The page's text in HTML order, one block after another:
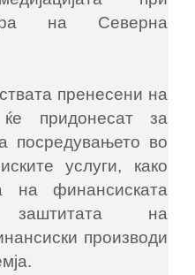
на Северна
пренесени на
ќе придонесат за
посредувањето во
услуги, како
на финансиската
на
производи